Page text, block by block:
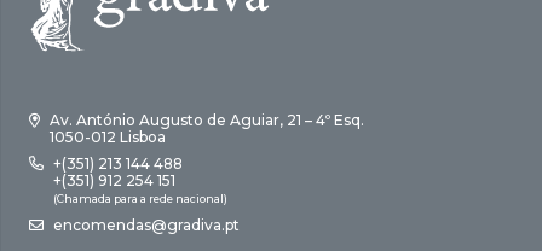
Av. António Augusto de Aguiar, 21 – 4º Esq.
1050-012 Lisboa
+(351) 213 144 488
+(351) 912 254 151
(Chamada para a rede nacional)
encomendas@gradiva.pt